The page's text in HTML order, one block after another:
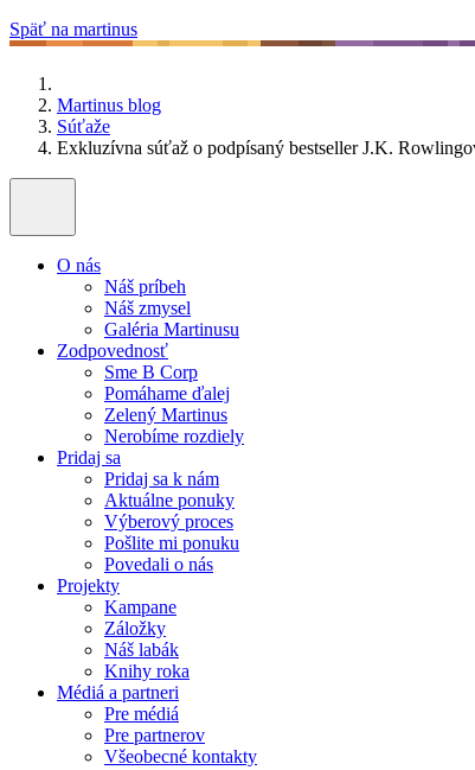
Späť na martinus
Martinus blog
Súťaže
Exkluzívna súťaž o podpísaný bestseller J.K.
O nás
Náš príbeh
Náš zmysel
Galéria Martinusu
Zodpovednosť
Sme B Corp
Pomáhame ďalej
Zelený Martinus
Nerobíme rozdiely
Pridaj sa
Pridaj sa k nám
Aktuálne ponuky
Výberový proces
Pošlite mi ponuku
Povedali o nás
Projekty
Kampane
Záložky
Náš labák
Knihy roka
Médiá a partneri
Pre médiá
Pre partnerov
Všeobecné kontakty